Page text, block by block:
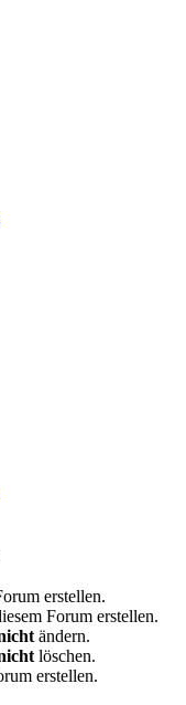
erstellen.
Forum erstellen.
ändern.
löschen.
erstellen.